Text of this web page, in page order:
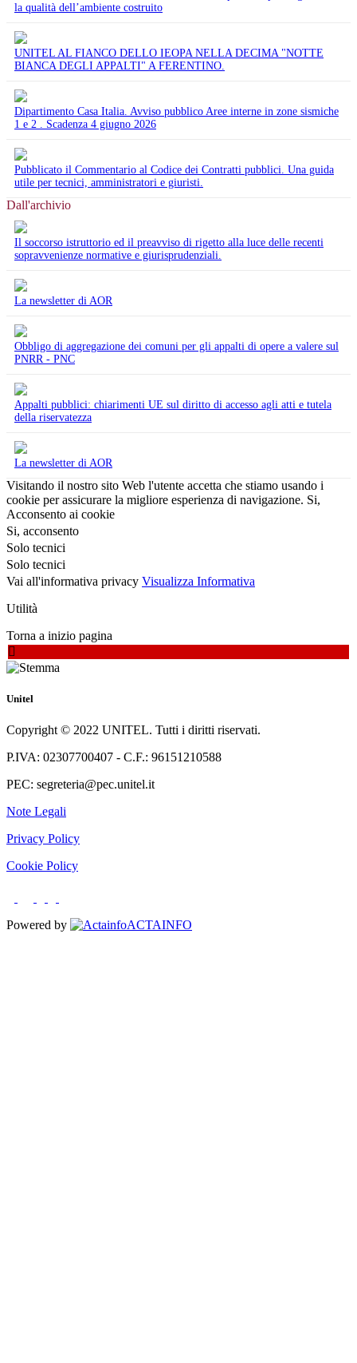
la qualità dell’ambiente costruito
UNITEL AL FIANCO DELLO IEOPA NELLA DECIMA "NOTTE
BIANCA DEGLI APPALTI" A FERENTINO.
Dipartimento Casa Italia. Avviso pubblico Aree interne in zone sismiche
1 e 2 . Scadenza 4 giugno 2026
Pubblicato il Commentario al Codice dei Contratti pubblici. Una guida
utile per tecnici, amministratori e giuristi.
Dall'archivio
Il soccorso istruttorio ed il preavviso di rigetto alla luce delle recenti
sopravvenienze normative e giurisprudenziali.
La newsletter di AOR
Obbligo di aggregazione dei comuni per gli appalti di opere a valere sul
PNRR - PNC
Appalti pubblici: chiarimenti UE sul diritto di accesso agli atti e tutela
della riservatezza
La newsletter di AOR
Visitando il nostro sito Web l'utente accetta che stiamo usando i
cookie per assicurare la migliore esperienza di navigazione. Si,
Acconsento ai cookie
Si, acconsento
Solo tecnici
Solo tecnici
Vai all'informativa privacy Visualizza Informativa
Utilità
Torna a inizio pagina
Unitel
Copyright © 2022 UNITEL. Tutti i diritti riservati.
P.IVA: 02307700407 - C.F.: 96151210588
PEC: segreteria@pec.unitel.it
Note Legali
Privacy Policy
Cookie Policy
Powered by ACTAINFO